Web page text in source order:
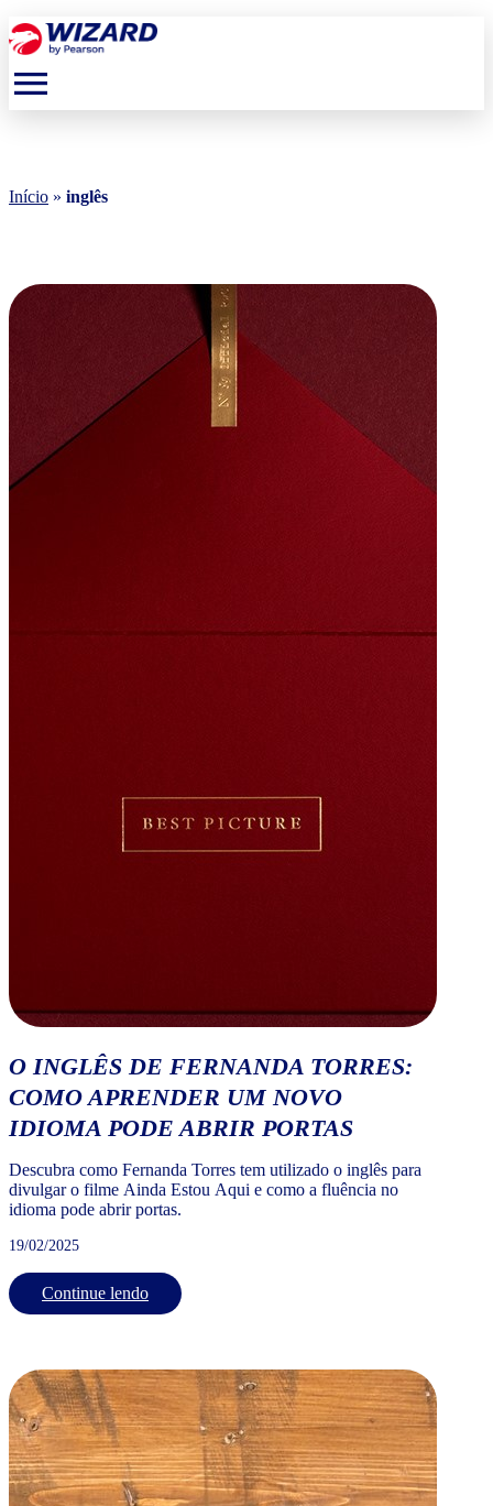
menu
Início » inglês
O INGLÊS DE FERNANDA TORRES:
COMO APRENDER UM NOVO
IDIOMA PODE ABRIR PORTAS
Descubra como Fernanda Torres tem utilizado o inglês para
divulgar o filme Ainda Estou Aqui e como a fluência no
idioma pode abrir portas.
19/02/2025
Continue lendo